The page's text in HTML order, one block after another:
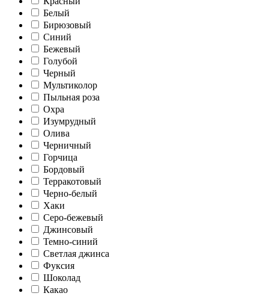
Белый
Бирюзовый
Синий
Бежевый
Голубой
Черный
Мультиколор
Пыльная роза
Охра
Изумрудный
Олива
Черничный
Горчица
Бордовый
Терракотовый
Черно-белый
Хаки
Серо-бежевый
Джинсовый
Темно-синий
Светлая джинса
Фуксия
Шоколад
Какао